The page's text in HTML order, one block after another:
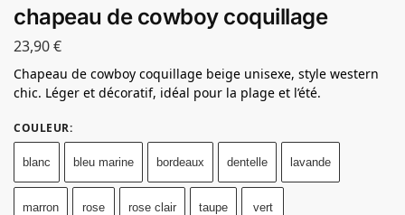
chapeau de cowboy coquillage
23,90€
Chapeau de cowboy coquillage beige unisexe, style western
chic. Léger et décoratif, idéal pour la plage et l’été.
COULEUR:
blanc bleu marine bordeaux dentelle lavande
marron rose rose clair taupe vert